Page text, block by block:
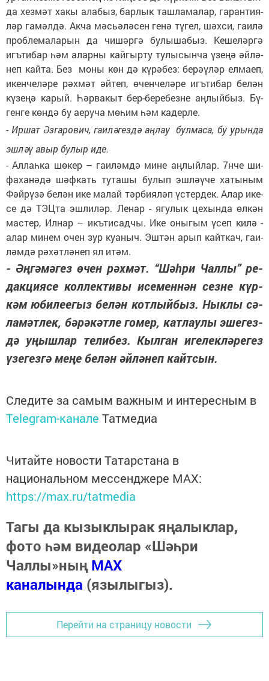
да хез­мәт ха­кы ала­быз, бар­лык таш­ла­ма­лар, га­ран­ти­я­
ләр га­мәл­дә. Ак­ча мәсь­ә­лә­сен ге­нә тү­гел, шәх­си, га­и­лә
проб­ле­ма­ла­рын да чи­шәр­гә бу­лы­ша­быз. Ке­ше­ләр­гә
игъ­ти­бар һәм алар­ны кай­гыр­ту ту­лы­сын­ча үзе­ңә әй­лә­
неп кай­та. Без мо­ны көн дә кү­рә­без: бе­рә­ү­ләр ел­ма­еп,
икен­че­лә­ре рәх­мәт әй­теп, өчен­че­лә­ре игъ­ти­бар бе­лән
кү­зе­ңә ка­рый. Һәр­ва­кыт бер-бе­ре­без­не аң­лый­быз. Бү­
ген­ге көн­дә бу ае­ру­ча мө­һим һәм ка­дер­ле.
- Ир­шат Әз­га­ро­вич, га­и­лә­гез­дә аң­лау бул­ма­са, бу урын­да
эш­ләү авыр бу­лыр иде.
- Ал­лаһ­ка шө­кер – га­и­ләм­дә ми­не аң­лый­лар. 7нче ши­
фа­ха­нә­дә шәф­кать ту­та­шы бу­лып эш­лә­ү­че ха­ты­ным
Фәй­рү­зә бе­лән ике ма­лай тәр­би­я­ләп үс­тер­дек. Алар ике­
се дә ТЭЦ­та эш­ли­ләр. Ле­нар - ягу­лык це­хын­да өл­кән
мас­тер, Ил­нар – икъ­ти­сад­чы. Ике оны­гым үсеп ки­лә -
алар ми­нем очен зур ку­а­ныч. Эш­тән арып кайт­кач, га­и­
ләм­дә рә­хәт­лә­неп ял итәм.
- Әң­гә­мә­гез өчен рәх­мәт. “Шәһ­ри Чал­лы” ре­
дак­ци­я­се кол­лек­ти­вы исе­мен­нән сез­не күр­
кәм юби­ле­е­гыз бе­лән кот­лый­быз. Нык­лы сә­
ла­мәт­лек, бә­рә­кәт­ле го­мер, кат­лау­лы эше­гез­
дә уңыш­лар те­ли­без. Кыл­ган иге­лек­лә­ре­гез
үзе­гез­гә ме­ңе бе­лән әй­лә­неп кайт­сын.
Следите за самым важным и интересным в
Telegram-канале Татмедиа
Читайте новости Татарстана в
национальном мессенджере MАХ:
https://max.ru/tatmedia
Тагы да кызыклырак яңалыклар,
фото һәм видеолар «Шәһри
Чаллы»ныңMAX
каналында (язылыгыз).
Перейти на страницу новости